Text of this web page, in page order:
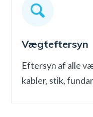
Vægteftersyn
Eftersyn af alle
kabler, stik,